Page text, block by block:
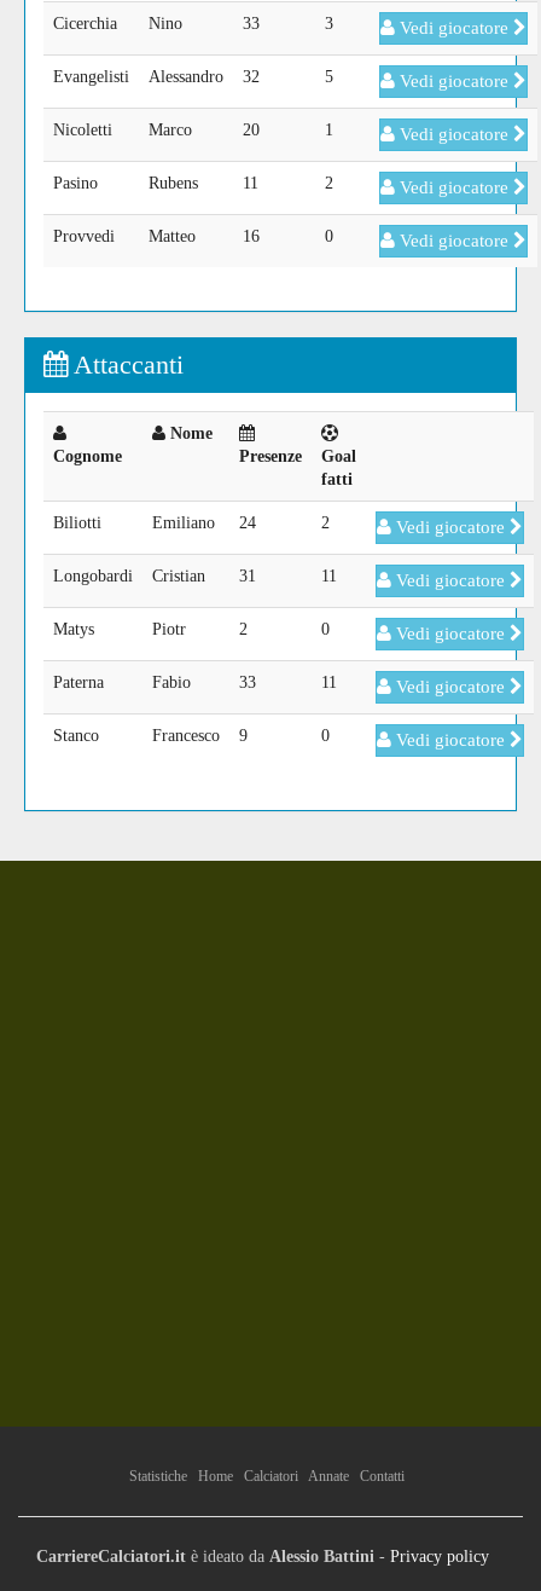
Cicerchia Nino 33 3 Vedi giocatore
Evangelisti Alessandro 32 5 Vedi giocatore
Nicoletti Marco 20 1 Vedi giocatore
Pasino Rubens 11 2 Vedi giocatore
Provvedi Matteo 16 0 Vedi giocatore
Attaccanti
Cognome
Nome
Presenze
Goal
fatti
Biliotti Emiliano 24 2 Vedi giocatore
Longobardi Cristian 31 11 Vedi giocatore
Matys Piotr 2 0 Vedi giocatore
Paterna Fabio 33 11 Vedi giocatore
Stanco Francesco 9 0 Vedi giocatore
Statistiche Home Calciatori Annate Contatti
CarriereCalciatori.it è ideato da Alessio Battini - Privacy policy